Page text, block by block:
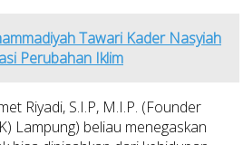
Tawari Kader Nasyiah
Perubahan Iklim
Riyadi, S.I.P, M.I.P. (Founder
Lampung) beliau menegaskan